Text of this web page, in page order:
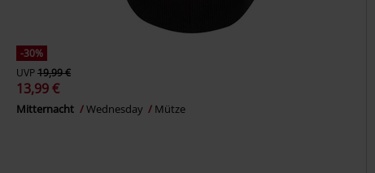
-30%
UVP19,99 €
13,99 €
Mitternacht Wednesday Mütze